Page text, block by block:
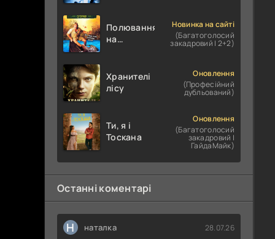
Полювання
на
Новинка на сайті
(Багатоголосий
закадровий | 2+2)
Хранителі
лісу
Оновлення
(Професійний
дубльований)
Ти, я і
Тоскана
Оновлення
(Багатоголосий
закадровий |
ГайдаМайк)
Останні коментарі
Н наталка 28.07.26